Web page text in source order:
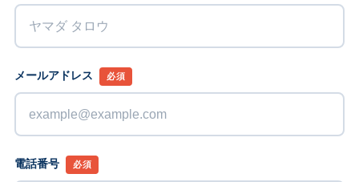
メールアドレス 必須
電話番号 必須